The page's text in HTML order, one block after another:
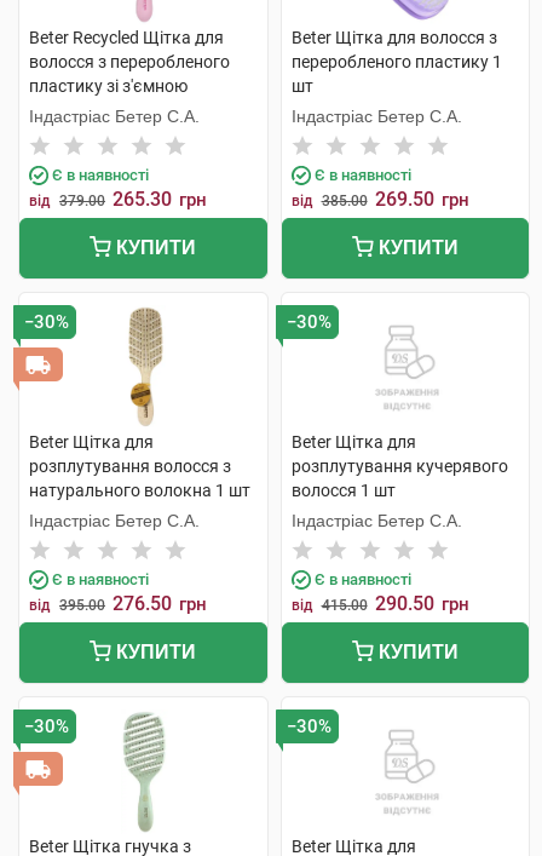
Beter Recycled Щітка для
волосся з переробленого
пластику зі з'ємною
подушечкою 22,5 см 1 шт
Індастріас Бетер С.А.
Є в наявності
від 379.00 265.30 грн
КУПИТИ
Beter Щітка для волосся з
переробленого пластику 1
шт
Індастріас Бетер С.А.
Є в наявності
від 385.00 269.50 грн
КУПИТИ
−30%
Beter Щітка для
розплутування волосся з
натурального волокна 1 шт
Індастріас Бетер С.А.
Є в наявності
від 395.00 276.50 грн
КУПИТИ
−30%
Beter Щітка для
розплутування кучерявого
волосся 1 шт
Індастріас Бетер С.А.
Є в наявності
від 415.00 290.50 грн
КУПИТИ
−30%
Beter Щітка гнучка з
−30%
Beter Щітка для